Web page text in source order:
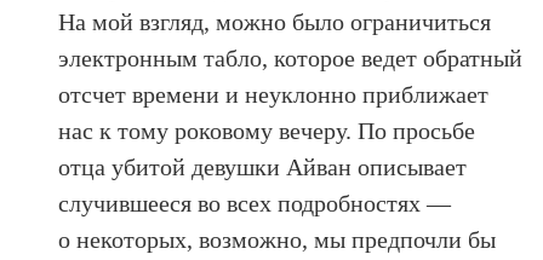
На мой взгляд, можно было ограничиться
электронным табло, которое ведет обратный
отсчет времени и неуклонно приближает
нас к тому роковому вечеру. По просьбе
отца убитой девушки Айван описывает
случившееся во всех подробностях —
о некоторых, возможно, мы предпочли бы